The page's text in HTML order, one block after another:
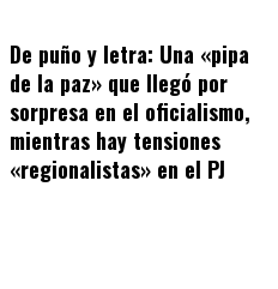
De puño y letra: Una «pipa
de la paz» que llegó por
sorpresa en el oficialismo,
mientras hay tensiones
«regionalistas» en el PJ